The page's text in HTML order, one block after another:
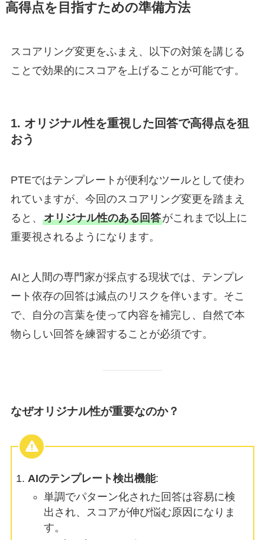
高得点を目指すための準備方法
スコアリング変更をふまえ、以下の対策を講じる
ことで効果的にスコアを上げることが可能です。
1. オリジナル性を重視した回答で高得点を狙
おう
PTEではテンプレートが便利なツールとして使わ
れていますが、今回のスコアリング変更を踏まえ
ると、 オリジナル性のある回答がこれまで以上に
重要視されるようになります。
AIと人間の専門家が採点する現状では、テンプレ
ート依存の回答は減点のリスクを伴います。そこ
で、自分の言葉を使って内容を補完し、自然で本
物らしい回答を練習することが必須です。
なぜオリジナル性が重要なのか？
AIのテンプレート検出機能:
単調でパターン化された回答は容易に検
出され、スコアが伸び悩む原因になりま
す。